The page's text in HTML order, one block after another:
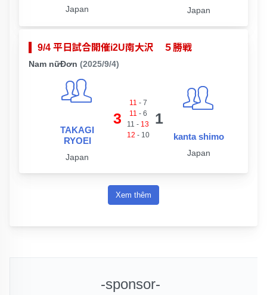
Japan Japan
9/4 平日試合開催i2U南大沢 ５勝戦
Nam nữĐơn (2025/9/4)
TAKAGI
RYOEI
Japan
3
11 - 7
11 - 6
11 - 13
12 - 10
1
kanta shimo
Japan
Xem thêm
-sponsor-